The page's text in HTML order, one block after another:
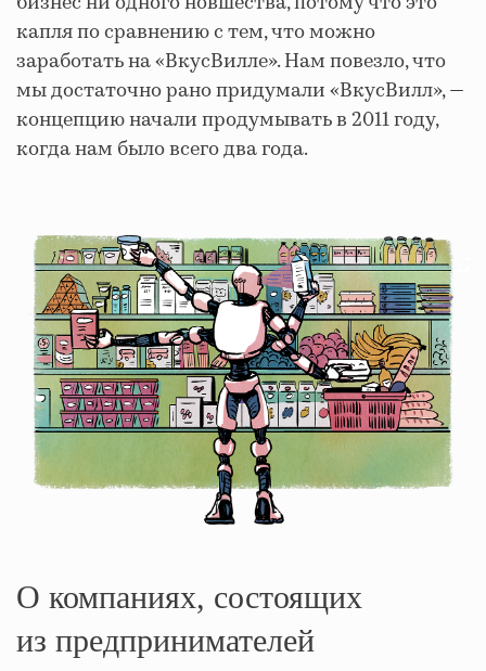
капля по сравнению с тем, что можно
заработать на «ВкусВилле». Нам повезло, что
мы достаточно рано придумали «ВкусВилл», —
концепцию начали продумывать в 2011 году,
когда нам было всего два года.
О компаниях, состоящих
из предпринимателей